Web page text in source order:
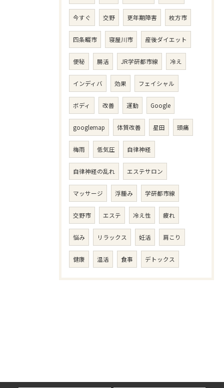
今すぐ 交野 更年期障害 枚方市
四条畷市 寝屋川市 産後ダイエット
便秘 腸活 JR学研都市線 冷え
インディバ 効果 フェイシャル
ボディ 改善 運動 Google
googlemap 体質改善 星田 頭痛
梅雨 低気圧 自律神経
自律神経の乱れ エステサロン
マッサージ 浮腫み 学研都市線
交野市 エステ 冷え性 疲れ
悩み リラックス 妊活 肩こり
健康 温活 食事 デトックス